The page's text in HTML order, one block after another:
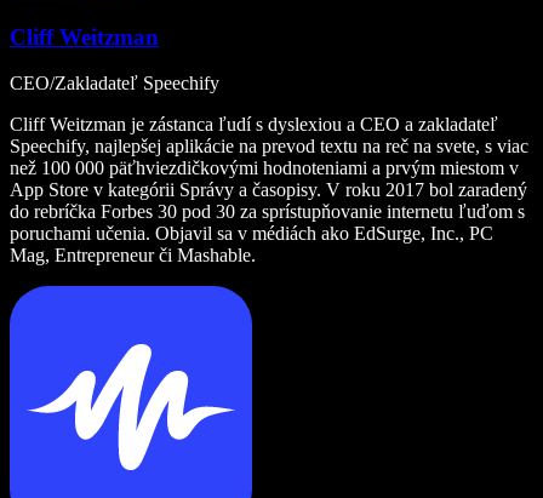
Cliff Weitzman
CEO/Zakladateľ Speechify
Cliff Weitzman je zástanca ľudí s dyslexiou a CEO a zakladateľ
Speechify, najlepšej aplikácie na prevod textu na reč na svete, s viac
než 100 000 päťhviezdičkovými hodnoteniami a prvým miestom v
App Store v kategórii Správy a časopisy. V roku 2017 bol zaradený
do rebríčka Forbes 30 pod 30 za sprístupňovanie internetu ľuďom s
poruchami učenia. Objavil sa v médiách ako EdSurge, Inc., PC
Mag, Entrepreneur či Mashable.